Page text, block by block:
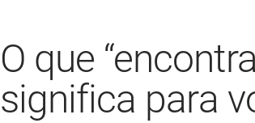
O que
significa para